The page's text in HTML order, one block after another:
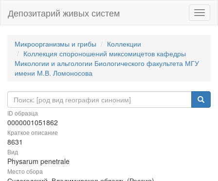
Депозитарий живых систем
Микроорганизмы и грибы
Коллекции
Коллекция спороношений миксомицетов кафедры
Микологии и альгологии Биологического факультета МГУ
имени М.В. Ломоносова
ID образца
0000001051862
Краткое описание
8631
Вид
Physarum penetrale
Место сбора